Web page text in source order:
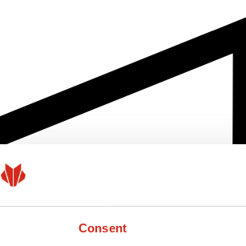
Consent